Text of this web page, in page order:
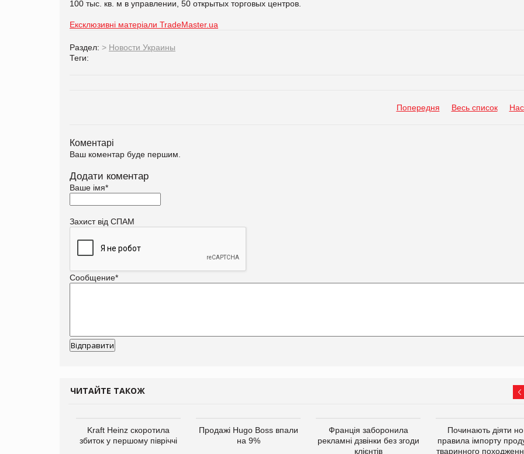
100 тыс. кв. м в управлении, 50 открытых торговых центров.
Ексклюзивні матеріали TradeMaster.ua
Раздел: > Новости Украины
Теги:
Попередня Весь список
Коментарі
Ваш коментар буде першим.
Додати коментар
Ваше імя*
Захист від СПАМ
Сообщение*
ЧИТАЙТЕ ТАКОЖ
Kraft Heinz скоротила
збиток у першому півріччі
Продажі Hugo Boss впали
на 9%
Франція заборонила
рекламні дзвінки без згоди
клієнтів
Починають діяти
правила імпорту
тваринного